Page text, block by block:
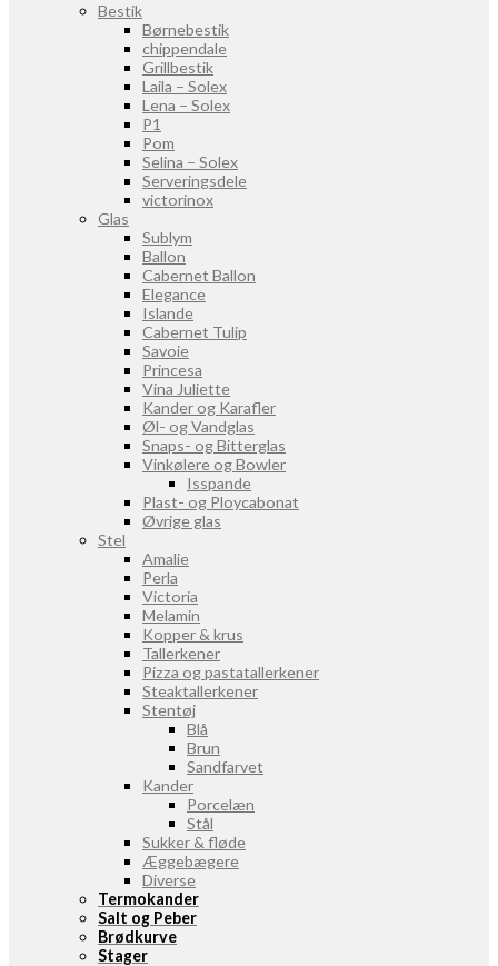
Bestik
Børnebestik
chippendale
Grillbestik
Laila – Solex
Lena – Solex
P1
Pom
Selina – Solex
Serveringsdele
victorinox
Glas
Sublym
Ballon
Cabernet Ballon
Elegance
Islande
Cabernet Tulip
Savoie
Princesa
Vina Juliette
Kander og Karafler
Øl- og Vandglas
Snaps- og Bitterglas
Vinkølere og Bowler
Isspande
Plast- og Ploycabonat
Øvrige glas
Stel
Amalie
Perla
Victoria
Melamin
Kopper & krus
Tallerkener
Pizza og pastatallerkener
Steaktallerkener
Stentøj
Blå
Brun
Sandfarvet
Kander
Porcelæn
Stål
Sukker & fløde
Æggebægere
Diverse
Termokander
Salt og Peber
Brødkurve
Stager